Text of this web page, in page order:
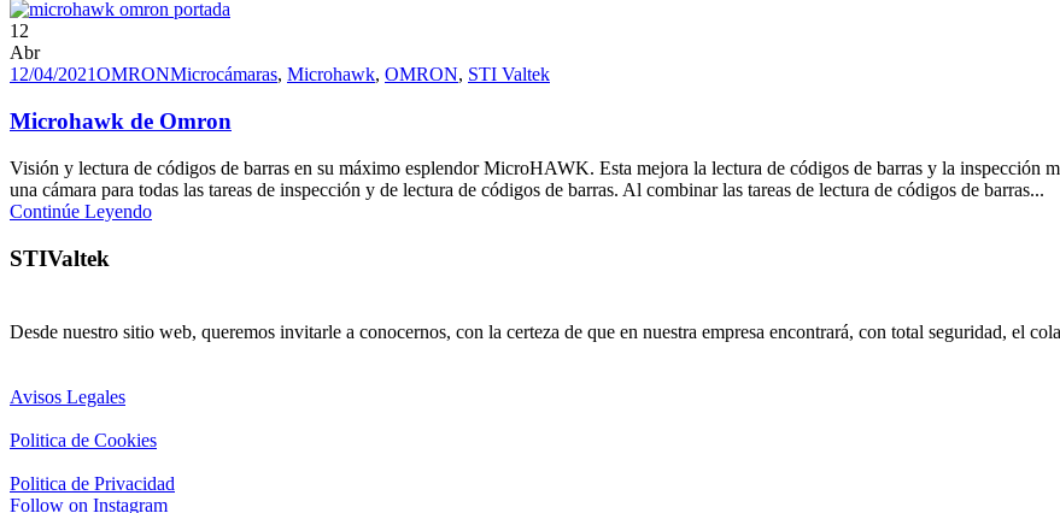
12
Abr
12/04/2021OMRONMicrocámaras, Microhawk, OMRON, STI Valtek
Microhawk de Omron
Visión y lectura de códigos de barras en su máximo esplendor MicroHAWK. Esta mejora la lectura de códigos de barras y la inspección
una cámara para todas las tareas de inspección y de lectura de códigos de barras. Al combinar las tareas de lectura de códigos de barras...
Continúe Leyendo
STIValtek
Desde nuestro sitio web, queremos invitarle a conocernos, con la certeza de que en nuestra empresa encontrará, con total seguridad, el
Avisos Legales
Politica de Cookies
Politica de Privacidad
Follow on Instagram